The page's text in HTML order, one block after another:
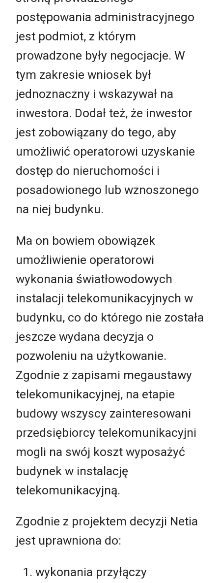
postępowania administracyjnego
jest podmiot, z którym
prowadzone były negocjacje. W
tym zakresie wniosek był
jednoznaczny i wskazywał na
inwestora. Dodał też, że inwestor
jest zobowiązany do tego, aby
umożliwić operatorowi uzyskanie
dostęp do nieruchomości i
posadowionego lub wznoszonego
na niej budynku.
Ma on bowiem obowiązek
umożliwienie operatorowi
wykonania światłowodowych
instalacji telekomunikacyjnych w
budynku, co do którego nie została
jeszcze wydana decyzja o
pozwoleniu na użytkowanie.
Zgodnie z zapisami megaustawy
telekomunikacyjnej, na etapie
budowy wszyscy zainteresowani
przedsiębiorcy telekomunikacyjni
mogli na swój koszt wyposażyć
budynek w instalację
telekomunikacyjną.
Zgodnie z projektem decyzji Netia
jest uprawniona do:
wykonania przyłączy